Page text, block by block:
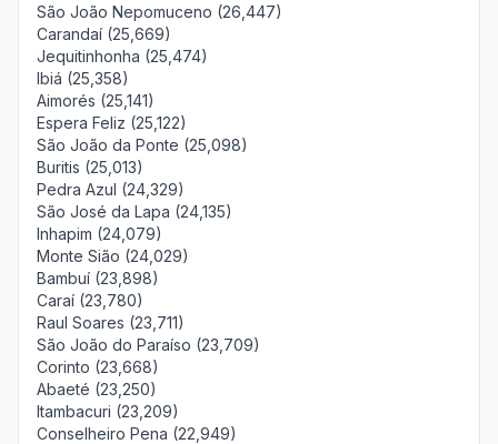
São João Nepomuceno (26,447)
Carandaí (25,669)
Jequitinhonha (25,474)
Ibiá (25,358)
Aimorés (25,141)
Espera Feliz (25,122)
São João da Ponte (25,098)
Buritis (25,013)
Pedra Azul (24,329)
São José da Lapa (24,135)
Inhapim (24,079)
Monte Sião (24,029)
Bambuí (23,898)
Caraí (23,780)
Raul Soares (23,711)
São João do Paraíso (23,709)
Corinto (23,668)
Abaeté (23,250)
Itambacuri (23,209)
Conselheiro Pena (22,949)